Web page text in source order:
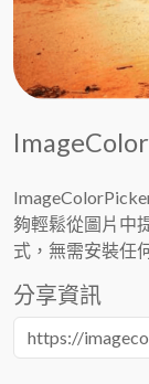
夠輕鬆從圖片中
式，無需安裝任
分享資訊